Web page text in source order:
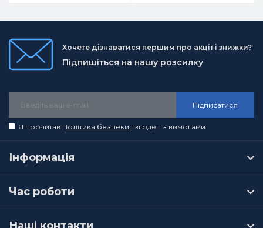
Хочете дізнаватися першим про акції і знижки?
Підпишіться на нашу розсилку
Підписатися
Я прочитав Політика безпеки і згоден з вимогами
Інформація
Час роботи